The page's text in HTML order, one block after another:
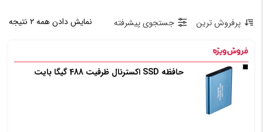
نمایش دادن همه ۲ نتیجه پرفروش ترین جستجوی پیشرفته
حافظه SSD اکسترنال ظرفیت 488 گیگا بایت